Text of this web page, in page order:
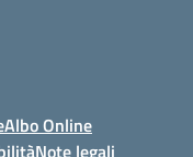
Albo Online
Note legali